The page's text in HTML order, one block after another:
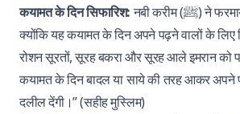
कयामत के दिन सिफारिश:नबी करीम (ﷺ) ने फरमाया: “कुरान पढ़ा करो,
क्योंकि यह कयामत के दिन अपने पढ़ने वालों के लिए
रोशन सूरतों, सूरह बकरा और सूरह आले इमरान को
कयामत के दिन बादल या साये की तरह आकर अपने
दलील देंगी।” (सहीह मुस्लिम)